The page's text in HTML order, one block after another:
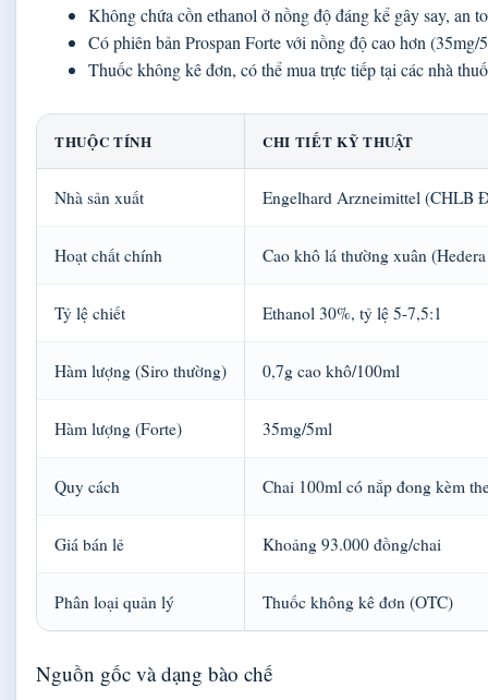
Không chứa cồn ethanol ở nồng độ đáng kể gây say, an
Có phiên bản Prospan Forte với nồng độ cao hơn
Thuốc không kê đơn, có thể mua trực tiếp tại các nhà
THUỘC TÍNH CHI TIẾT KỸ THUẬT
Nhà sản xuất Engelhard Arzneimittel (CHLB
Hoạt chất chính Cao khô lá thường xuân
Tỷ lệ chiết Ethanol 30%, tỷ lệ 5-7,5:1
Hàm lượng (Siro thường) 0,7g cao khô/100ml
Hàm lượng (Forte) 35mg/5ml
Quy cách Chai 100ml có nắp đong kèm
Giá bán lẻ Khoảng 93.000 đồng/chai
Phân loại quản lý Thuốc không kê đơn (OTC)
Nguồn gốc và dạng bào chế